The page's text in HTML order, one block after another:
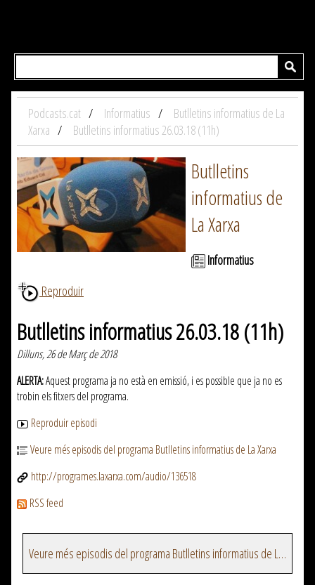
Podcasts.cat Informatius
Butlletins informatius de La
Xarxa
Butlletins informatius 26.03.18 (11h)
Butlletins
informatius de
La Xarxa
Informatius
Reproduir
Butlletins informatius 26.03.18 (11h)
Dilluns, 26 de Març de 2018
ALERTA:Aquest programa ja no està en emissió, i es possible que ja no es
trobin els fitxers del programa.
Reproduir episodi
Veure més episodis del programa Butlletins informatius de La Xarxa
http://programes.laxarxa.com/audio/136518
RSS feed
Veure més episodis del programa Butlletins informatius de La Xarxa